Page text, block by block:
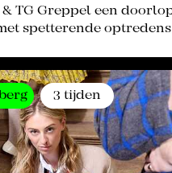
& TG Greppel een
spetterende optredens
3 tijden